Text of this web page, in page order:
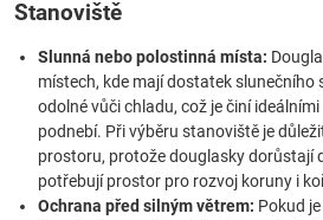
Stanoviště
Slunná nebo polostinná místa:
místech, kde mají dostatek slunečního
odolné vůči chladu, což je činí
podnebí. Při výběru stanoviště je
prostoru, protože douglasky dorůstají
potřebují prostor pro rozvoj koruny i
Ochrana před silným větrem: Pokud